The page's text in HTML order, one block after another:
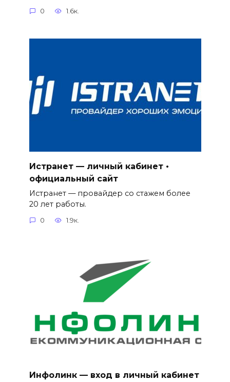
0 1.6к.
Истранет — личный кабинет •
официальный сайт
Истранет — провайдер со стажем более
20 лет работы.
0 1.9к.
Инфолинк — вход в личный кабинет